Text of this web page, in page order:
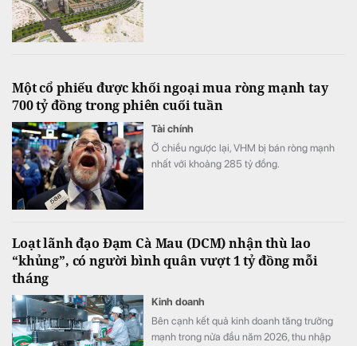
Một cổ phiếu được khối ngoại mua ròng mạnh tay
700 tỷ đồng trong phiên cuối tuần
Tài chính
Ở chiều ngược lại, VHM bị bán ròng mạnh
nhất với khoảng 285 tỷ đồng.
Loạt lãnh đạo Đạm Cà Mau (DCM) nhận thù lao
“khủng”, có người bình quân vượt 1 tỷ đồng mỗi
tháng
Kinh doanh
Bên cạnh kết quả kinh doanh tăng trưởng
mạnh trong nửa đầu năm 2026, thu nhập